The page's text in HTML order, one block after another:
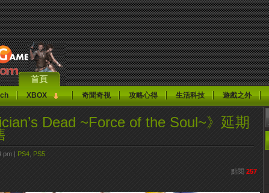
首頁
XBOX 奇聞奇視 攻略心得 生活科技 遊戲之外
Dead ~Force of the Soul~》延期
pm | PS4 PS5
點閱 257